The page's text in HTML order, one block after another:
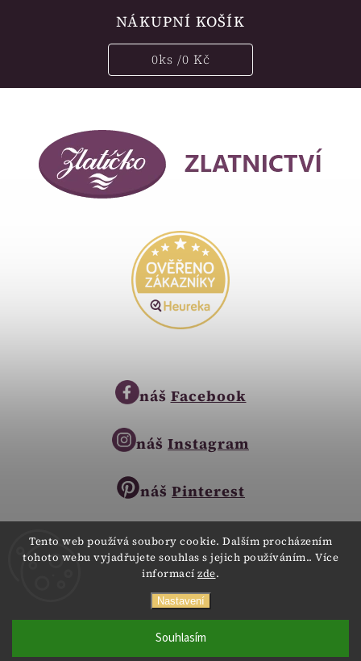
Tento web používá soubory cookie. Dalším procházením
tohoto webu vyjadřujete souhlas s jejich používáním.. Více
informací zde.
Nastavení
Souhlasím
obchod@zlatnictvi-zlaticko.cz
NÁKUPNÍ KOŠÍK
0ks /0 Kč
náš Facebook
náš Instagram
náš Pinterest
Copyright © 2023
Všechna práva vyhrazena.
WebdesignDigitalka.cz